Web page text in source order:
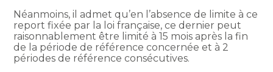
Néanmoins, il admet qu’en l’absence de limite à ce
report fixée par la loi française, ce dernier peut
raisonnablement être limité à 15 mois après la fin
de la période de référence concernée et à 2
périodes de référence consécutives.